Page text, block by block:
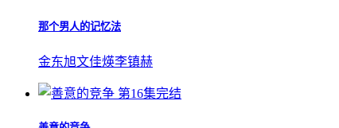
那个男人的记忆法
金东旭文佳煐李镇赫
第16集完结